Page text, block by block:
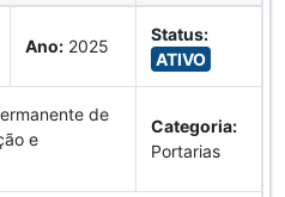
Ano: 2025
Status:
ATIVO
de
e
Categoria:
Portarias